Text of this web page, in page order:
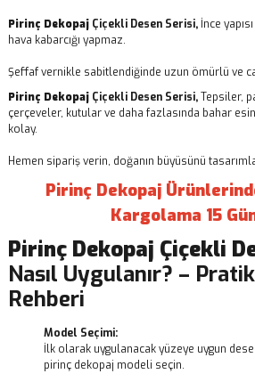
Pirinç Dekopaj Çiçekli Desen Serisi, İnce
hava kabarcığı yapmaz.
Şeffaf vernikle sabitlendiğinde uzun ömürlü ve
Pirinç Dekopaj Çiçekli Desen Serisi,Tepsiler,
çerçeveler, kutular ve daha fazlasında bahar
kolay.
Hemen sipariş verin, doğanın büyüsünü
Pirinç Dekopaj
Kargolama 15
Pirinç Dekopaj Çiçekli
Nasıl Uygulanır? –
Rehberi
Model Seçimi:
İlk olarak uygulanacak yüzeye uygun
pirinç dekopaj modeli seçin.